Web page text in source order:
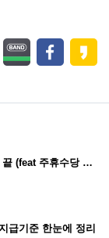
주휴수당 안주면 신고 방법 이걸로 끝 (feat 주휴수당 계산법)
급기준 한눈에 정리